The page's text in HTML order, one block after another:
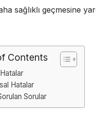
sağlıklı geçmesine
Contents
Hatalar
Sorular